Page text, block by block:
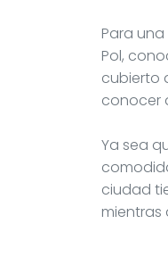
Para
Pol,
cubierto
conocer
Ya sea
ciudad